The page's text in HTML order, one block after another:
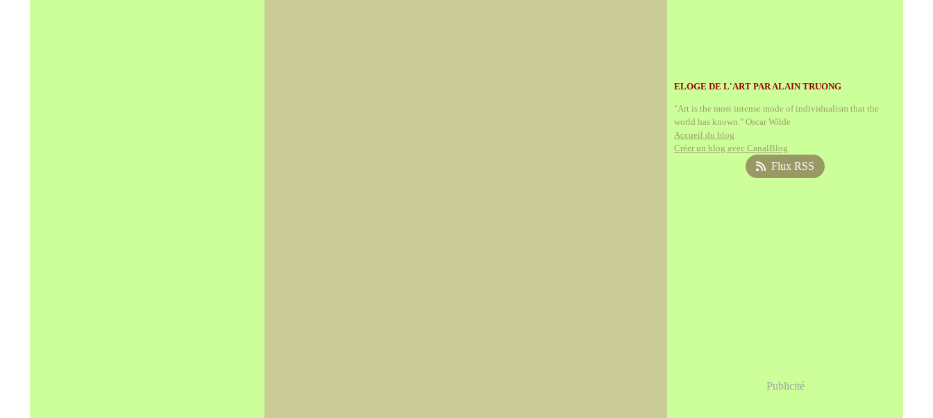
ELOGE DE L'ART PAR ALAIN TRUONG
"Art is the most intense mode of individualism that the
world has known." Oscar Wilde
Accueil du blog
Créer un blog avec CanalBlog
Flux RSS
Publicité